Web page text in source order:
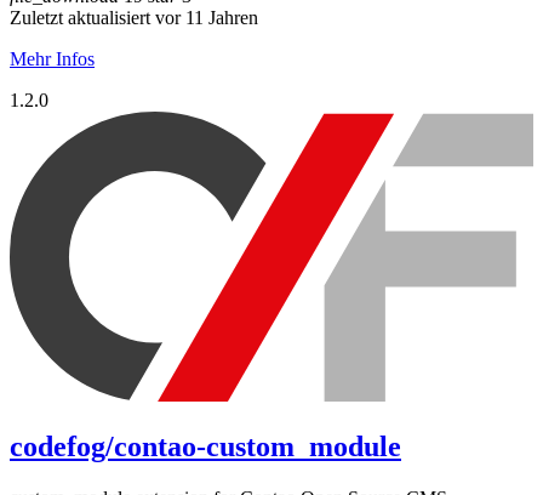
Zuletzt aktualisiert vor 11 Jahren
Mehr Infos
1.2.0
codefog/contao-custom_module